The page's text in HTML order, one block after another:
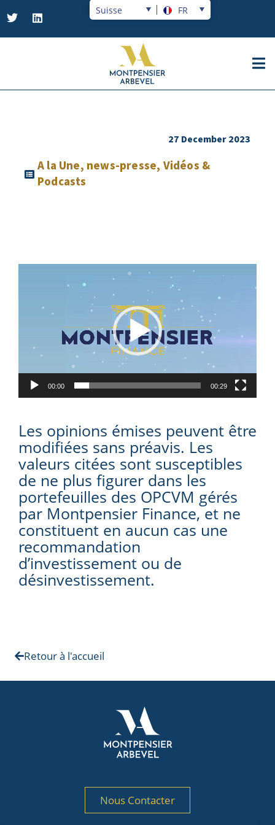
Suisse FR
27 December 2023
A la Une, news-presse, Vidéos &
Podcasts
Video
00:00 00:29
Les opinions émises peuvent être
modifiées sans préavis. Les
valeurs citées sont susceptibles
de ne plus figurer dans les
portefeuilles des OPCVM gérés
par Montpensier Finance, et ne
constituent en aucun cas une
recommandation
d’investissement ou de
désinvestissement.
Retour à l'accueil
Nous Contacter